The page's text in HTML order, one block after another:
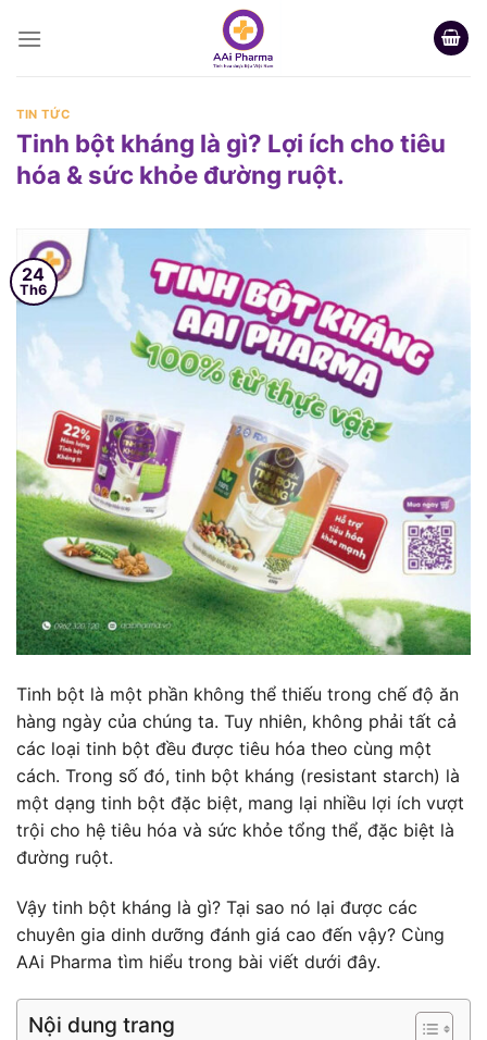
TIN TỨC
Tinh bột kháng là gì? Lợi ích cho tiêu
hóa & sức khỏe đường ruột.
24
Th6
Tinh bột là một phần không thể thiếu trong chế độ ăn
hàng ngày của chúng ta. Tuy nhiên, không phải tất cả
các loại tinh bột đều được tiêu hóa theo cùng một
cách. Trong số đó, tinh bột kháng (resistant starch) là
một dạng tinh bột đặc biệt, mang lại nhiều lợi ích vượt
trội cho hệ tiêu hóa và sức khỏe tổng thể, đặc biệt là
đường ruột.
Vậy tinh bột kháng là gì? Tại sao nó lại được các
chuyên gia dinh dưỡng đánh giá cao đến vậy? Cùng
AAi Pharma tìm hiểu trong bài viết dưới đây.
Nội dung trang